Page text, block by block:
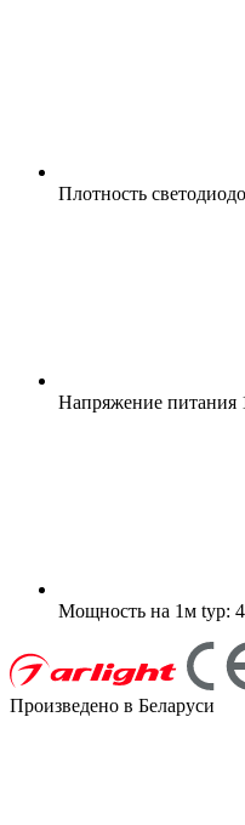
Плотность
Напряжение питания
Мощность на 1м typ:
Произведено в Беларуси